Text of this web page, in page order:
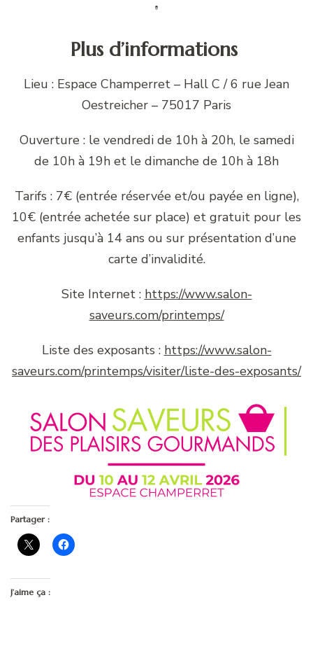
Plus d’informations
Lieu : Espace Champerret – Hall C / 6 rue Jean
Oestreicher – 75017 Paris
Ouverture : le vendredi de 10h à 20h, le samedi
de 10h à 19h et le dimanche de 10h à 18h
Tarifs : 7€ (entrée réservée et/ou payée en ligne),
10€ (entrée achetée sur place) et gratuit pour les
enfants jusqu’à 14 ans ou sur présentation d’une
carte d’invalidité.
Site Internet : https://www.salon-
saveurs.com/printemps/
Liste des exposants : https://www.salon-
saveurs.com/printemps/visiter/liste-des-exposants/
Partager :
J’aime ça :